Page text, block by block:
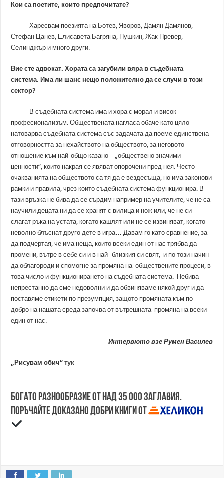
Кои са поетите, които предпочитате?
– Харесвам поезията на Ботев, Яворов, Дамян Дамянов,
Стефан Цанев, Елисавета Багряна, Пушкин, Жак Превер,
Селинджър и много други.
Вие сте адвокат. Хората са загубили вяра в съдебната
система. Има ли шанс нещо положително да се случи в този
сектор?
– В съдебната система има и хора с морал и висок
професионализъм. Обществената нагласа обаче като цяло
натоварва съдебната система със задачата да поеме единствена
отговорността за нехайството на обществото, за неговото
отношение към най-общо казано – „обществено значими
ценности“, които накрая се явяват опорочени пред нея. Често
очакванията на обществото са тя да е вездесъща, но има законови
рамки и правила, чрез които съдебната система функционира. В
тази връзка не бива да се сърдим например на учителите, че не са
научили децата ни да се хранят с вилица и нож или, че не си
слагат ръка на устата, когато кашлят или не се извиняват, когато
неволно блъснат друго дете в игра… Давам го като сравнение, за
да подчертая, че има неща, които всеки един от нас трябва да
промени, вътре в себе си и в най- близкия си свят, и по този начин
да облагороди и спомогне за промяна на обществените процеси, в
това число и функционирането на съдебната система. Небива
непрестанно да сме недоволни и да обвиняваме някой друг и да
поставяме етикети по презумпция, защото промяната към по-
добро на нашата среда започва от вътрешната промяна на всеки
един от нас.
Интервюто взе Румен Василев
„Рисувам обич“тук
Богато разнообразие от над 35 000 заглавия.
Поръчайте доказано добри книги от